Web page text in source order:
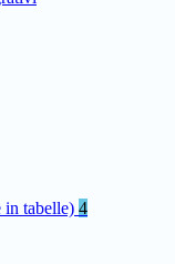
tabelle) 4